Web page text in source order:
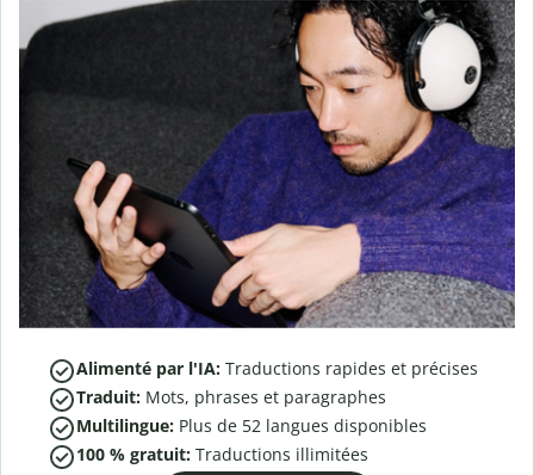
Alimenté par l'IA: Traductions rapides et précises
Traduit: Mots, phrases et paragraphes
Multilingue: Plus de 52 langues disponibles
100 % gratuit: Traductions illimitées